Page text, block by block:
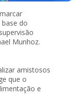
do
Munhoz.
amistosos
que o
e